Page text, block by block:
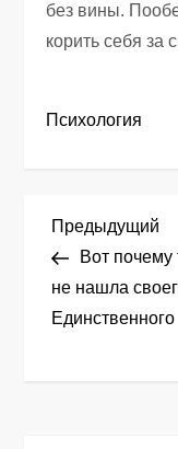
без вины.
корить себя за
Психология
Н
а
в
Предыдущая
запись
Предыдущий
Вот
не нашла
Единственного